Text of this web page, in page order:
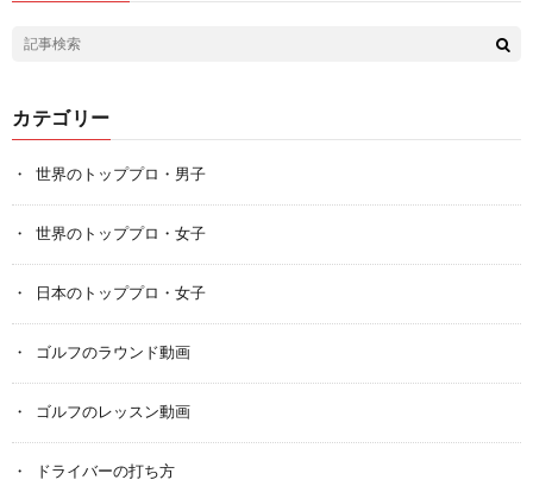
カテゴリー
世界のトッププロ・男子
世界のトッププロ・女子
日本のトッププロ・女子
ゴルフのラウンド動画
ゴルフのレッスン動画
ドライバーの打ち方